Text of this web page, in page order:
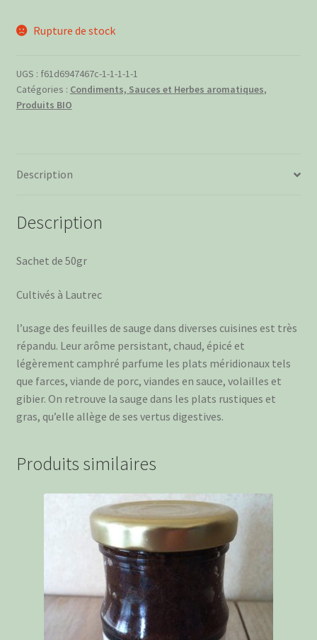
Rupture de stock
UGS : f61d6947467c-1-1-1-1-1
Catégories : Condiments, Sauces et Herbes aromatiques,
Produits BIO
Description
Description
Sachet de 50gr
Cultivés à Lautrec
l’usage des feuilles de sauge dans diverses cuisines est très
répandu. Leur arôme persistant, chaud, épicé et
légèrement camphré parfume les plats méridionaux tels
que farces, viande de porc, viandes en sauce, volailles et
gibier. On retrouve la sauge dans les plats rustiques et
gras, qu’elle allège de ses vertus digestives.
Produits similaires